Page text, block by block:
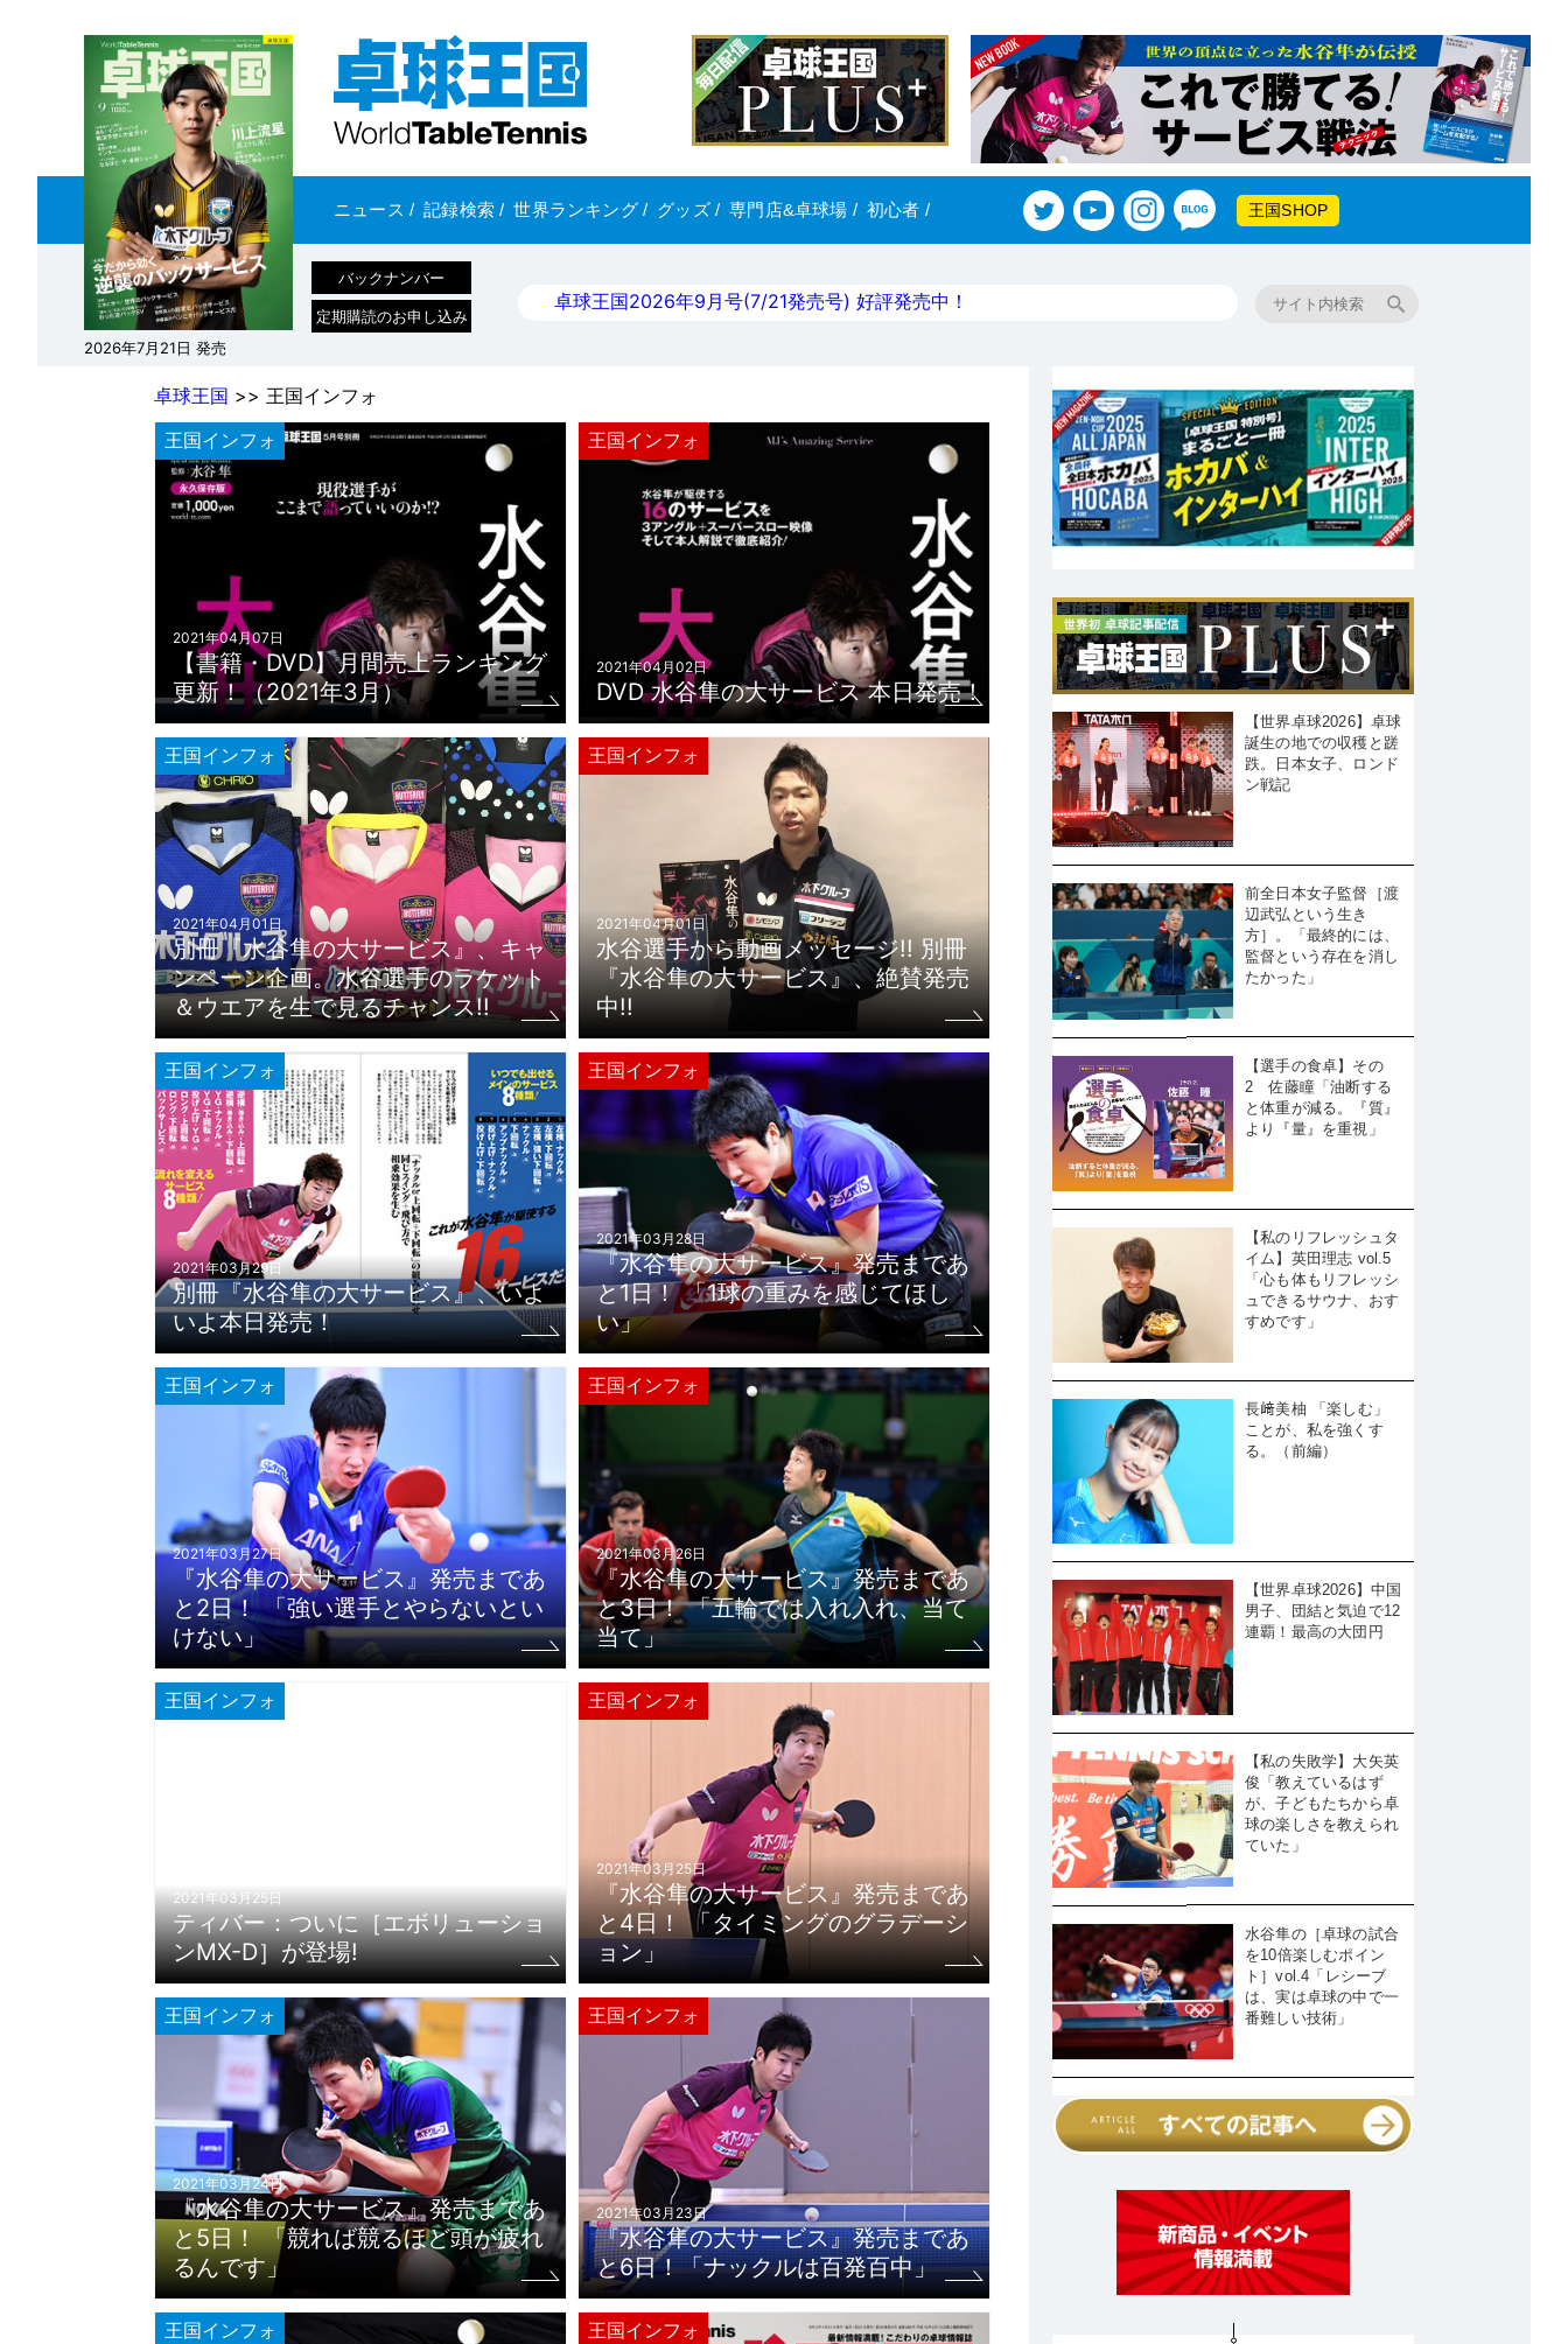
ニュース / 記録検索 / 世界ランキング/ グッズ/ 専門店&卓球場 / 初心者 / 王国SHOP
2026年7月21日 発売
バックナンバー
定期購読のお申し込み
卓球王国2026年9月号(7/21発売号) 好評発売中！
卓球王国 >> 王国インフォ
王国インフォ
2021年04月07日
【書籍・DVD】月間売上ランキング
更新！（2021年3月）
王国インフォ
2021年04月02日
DVD 水谷隼の大サービス 本日発売！
王国インフォ
2021年04月01日
別冊『水谷隼の大サービス』、キャ
ンペーン企画。水谷選手のラケット
＆ウエアを生で見るチャンス!!
王国インフォ
2021年04月01日
水谷選手から動画メッセージ!! 別冊
『水谷隼の大サービス』、絶賛発売
中!!
王国インフォ
2021年03月29日
別冊『水谷隼の大サービス』、いよ
いよ本日発売！
王国インフォ
2021年03月28日
『水谷隼の大サービス』発売まであ
と1日！ 「1球の重みを感じてほし
い」
王国インフォ
2021年03月27日
『水谷隼の大サービス』発売まであ
と2日！ 「強い選手とやらないとい
けない」
王国インフォ
2021年03月26日
『水谷隼の大サービス』発売まであ
と3日！ 「五輪では入れ入れ、当て
当て」
王国インフォ
2021年03月25日
ティバー：ついに［エボリューショ
ンMX-D］が登場!
王国インフォ
2021年03月25日
『水谷隼の大サービス』発売まであ
と4日！ 「タイミングのグラデーシ
ョン」
王国インフォ
2021年03月24日
『水谷隼の大サービス』発売まであ
と5日！ 「競れば競るほど頭が疲れ
るんです」
王国インフォ
2021年03月23日
『水谷隼の大サービス』発売まであ
と6日！「ナックルは百発百中」
王国インフォ 王国インフォ
【世界卓球2026】卓球
誕生の地での収穫と蹉
跌。日本女子、ロンド
ン戦記
前全日本女子監督［渡
辺武弘という生き
方］。「最終的には、
監督という存在を消し
たかった」
【選手の食卓】その
2 佐藤瞳「油断する
と体重が減る。『質』
より『量』を重視」
【私のリフレッシュタ
イム】英田理志 vol.5
「心も体もリフレッシ
ュできるサウナ、おす
すめです」
長﨑美柚 「楽しむ」
ことが、私を強くす
る。（前編）
【世界卓球2026】中国
男子、団結と気迫で12
連覇！最高の大団円
【私の失敗学】大矢英
俊「教えているはず
が、子どもたちから卓
球の楽しさを教えられ
ていた」
水谷隼の［卓球の試合
を10倍楽しむポイン
ト］vol.4「レシーブ
は、実は卓球の中で一
番難しい技術」